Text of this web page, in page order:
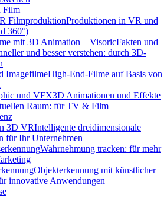
Film
FilmproduktionProduktionen in VR und
360°)
mit 3D Animation – VisoricFakten und
und besser verstehen: durch 3D-
ImagefilmeHigh-End-Filme auf Basis von
und VFX3D Animationen und Effekte
Raum: für TV & Film
3D VRIntelligente dreidimensionale
für Ihr Unternehmen
Wahrnehmung tracken: für mehr
Objekterkennung mit künstlicher
innovative Anwendungen